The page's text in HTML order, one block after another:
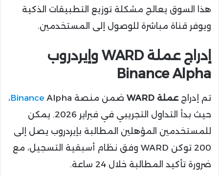
هذا السوق يعالج مشكلة توزيع التطبيقات الذكية
ويوفر قناة مباشرة للوصول إلى المستخدمين.
إدراج عملة WARD وإيردروب
Binance Alpha
تم إدراجعملة WARD ضمن منصة BinanceAlpha،
حيث بدأ التداول التجريبي في فبراير 2026. يمكن
للمستخدمين المؤهلين المطالبة بإيردروب يصل إلى
200 توكن WARD وفق نظام أسبقية التسجيل، مع
ضرورة تأكيد المطالبة خلال 24 ساعة.